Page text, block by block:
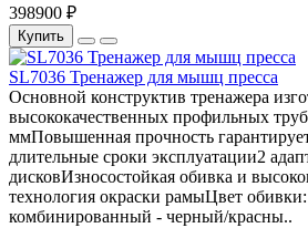
398900 ₽
Купить
SL7036 Тренажер для мышц пресса
Основной конструктив тренажера
высококачественных профильных
ммПовышенная прочность
длительные сроки эксплуатации2
дисковИзносостойкая обивка и
технология окраски рамыЦвет
комбинированный - черный/красны..